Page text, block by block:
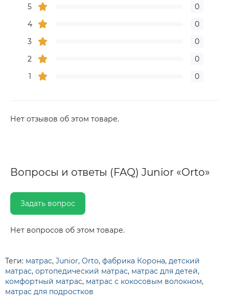
5
0
4
0
3
0
2
0
1
0
Нет отзывов об этом товаре.
Вопросы и ответы (FAQ) Junior «Orto»
Задать вопрос
Нет вопросов об этом товаре.
Теги: матрас, Junior, Orto, фабрика Корона, детский
матрас, ортопедический матрас, матрас для детей,
комфортный матрас, матрас с кокосовым волокном,
матрас для подростков